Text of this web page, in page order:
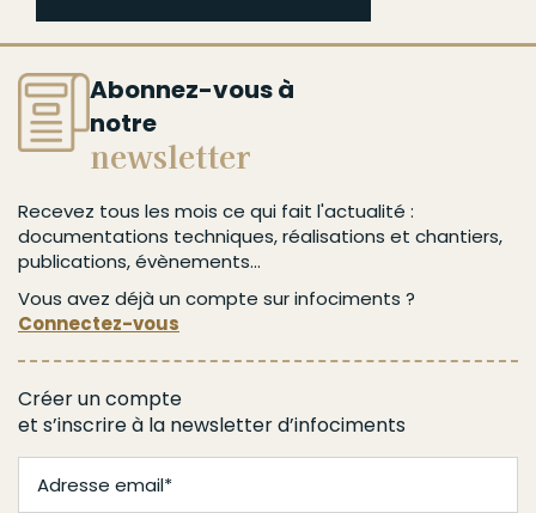
Abonnez-vous à
notre
newsletter
Recevez tous les mois ce qui fait l'actualité :
documentations techniques, réalisations et chantiers,
publications, évènements...
Vous avez déjà un compte sur infociments ?
Connectez-vous
Créer un compte
et s’inscrire à la newsletter d’infociments